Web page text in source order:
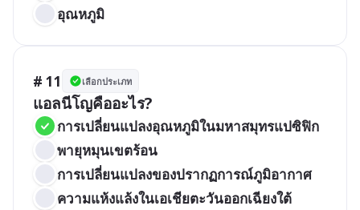
อุณหภูมิ
# 11 เลือกประเภท
แอลนีโญคืออะไร?
การเปลี่ยนแปลงอุณหภูมิในมหาสมุทรแปซิฟิก
พายุหมุนเขตร้อน
การเปลี่ยนแปลงของปรากฏการณ์ภูมิอากาศ
ความแห้งแล้งในเอเชียตะวันออกเฉียงใต้